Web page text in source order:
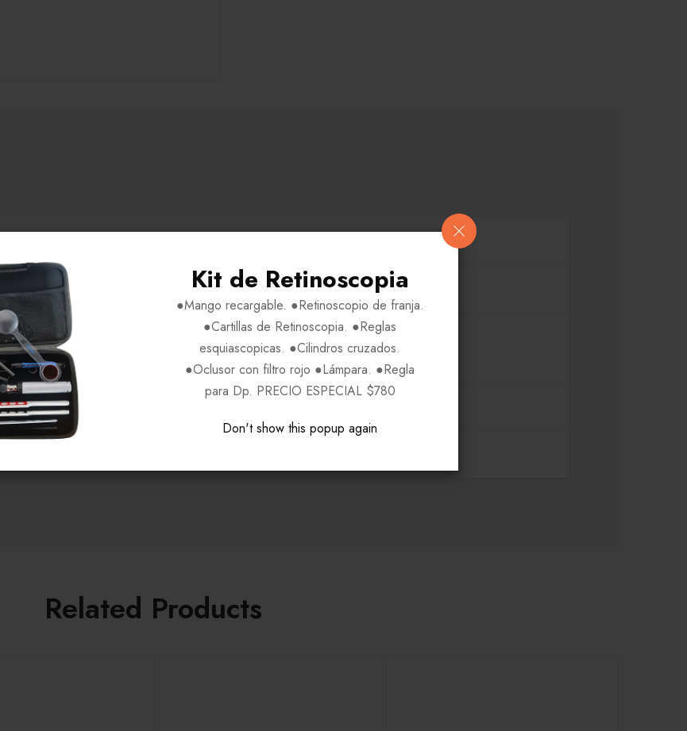
Kit de Retinoscopia
●Mango recargable. ●Retinoscopio de franja.
●Cartillas de Retinoscopia. ●Reglas
esquiascopicas. ●Cilindros cruzados.
●Oclusor con filtro rojo ●Lámpara. ●Regla
para Dp. PRECIO ESPECIAL $780
Don't show this popup again
Acetato-Metal
Cafe Rojo C063
CARRERA
Related Products